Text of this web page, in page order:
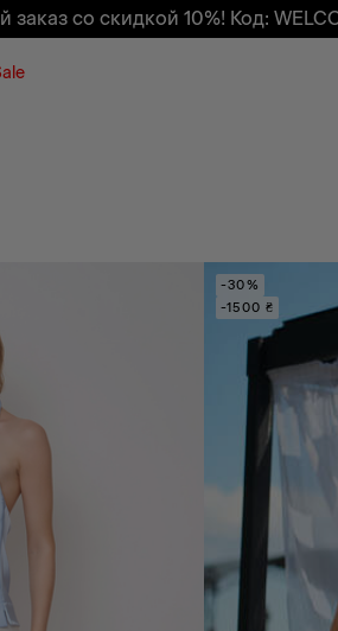
10%! Код: WELCOME10
-30%
-1500 ₴